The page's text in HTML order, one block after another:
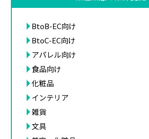
BtoB-EC向け
BtoC-EC向け
アパレル向け
食品向け
化粧品
インテリア
雑貨
文具